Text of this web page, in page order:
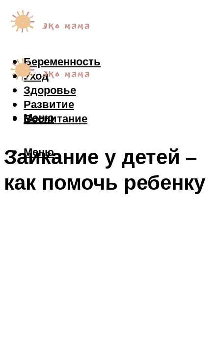
Беременность
Уход
Здоровье
Развитие
Воспитание
Меню
Меню
Заикание у детей –
как помочь ребенку